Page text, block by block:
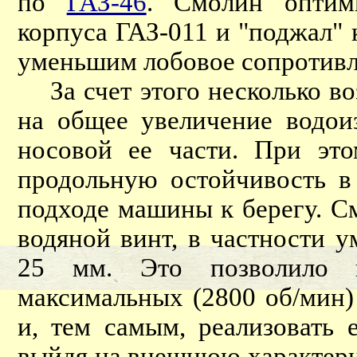
корпуса ГАЗ-011 и
уменьшим лобовое
За счет этого несколько
на общее увеличение
носовой ее части. При
продольную остойчивость
подходе машины к берегу.
водяной винт, в частности
25 мм. Это позволило
максимальных (2800 об/
и, тем самым, реализовать